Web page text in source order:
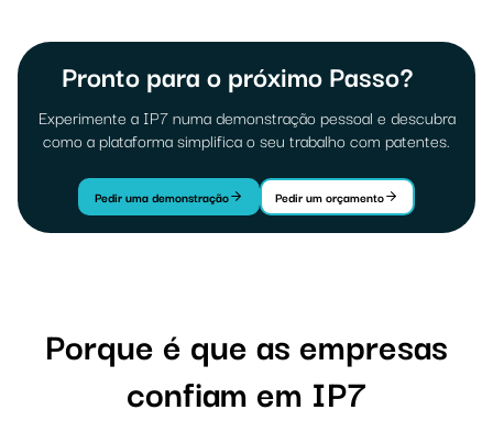
Pronto para o próximo Passo?
Experimente a IP7 numa demonstração pessoal e descubra
como a plataforma simplifica o seu trabalho com patentes.
Pedir uma demonstração Pedir um orçamento
Porque é que as empresas
confiam em IP7